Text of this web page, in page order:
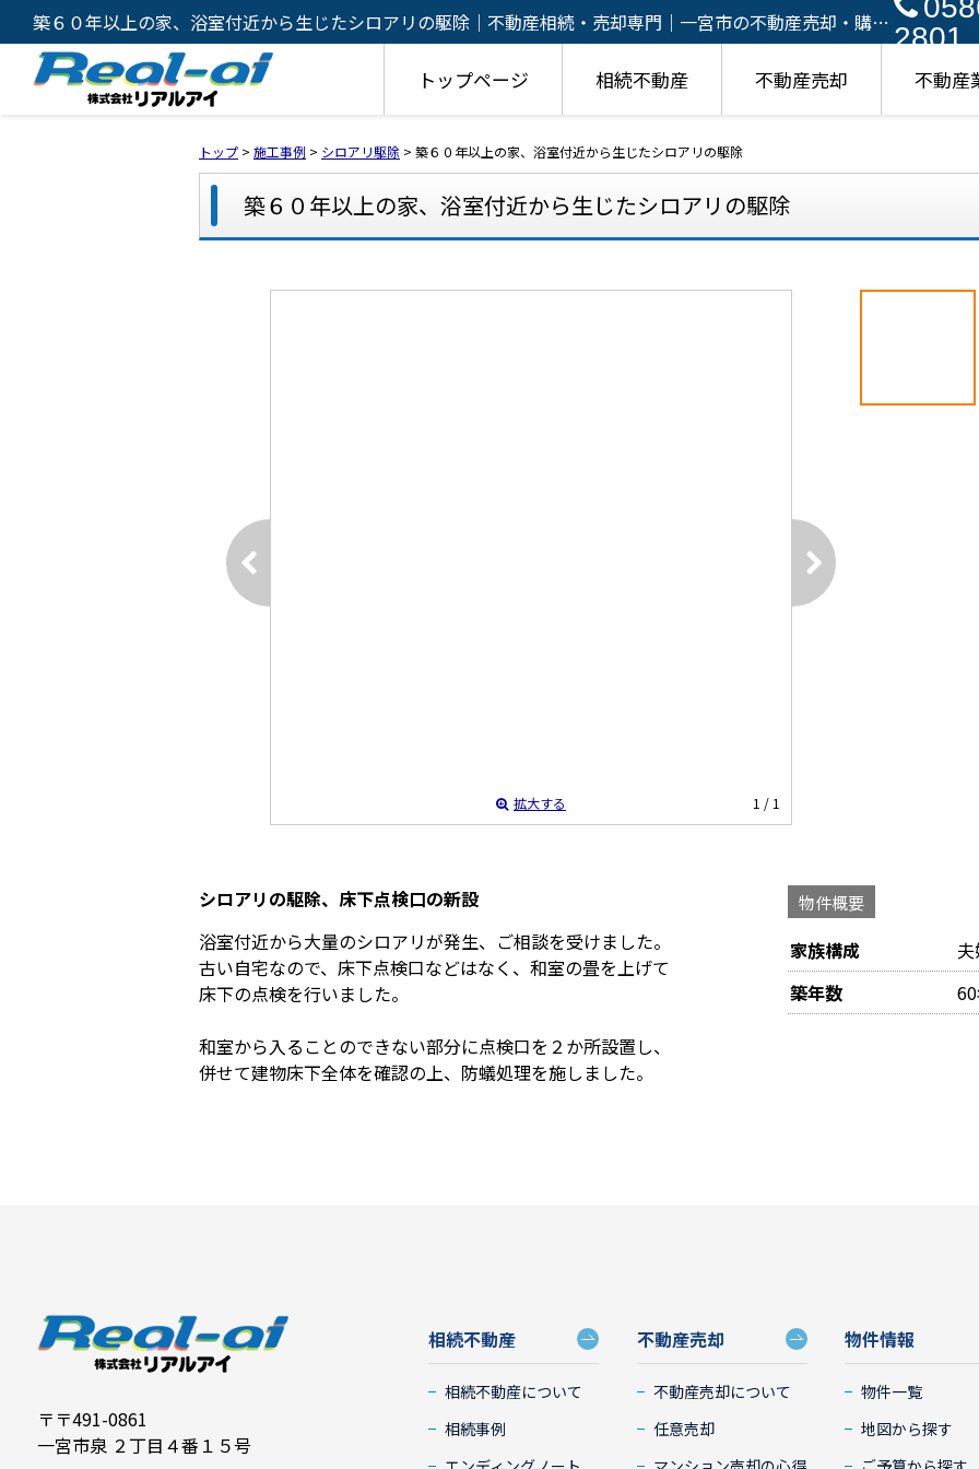
築６０年以上の家、浴室付近から生じたシロアリの駆除｜不動産相続・売却専門｜一宮市の不動産売却・購
入・相続対策・有効活用のご相談は株式会社リアルアイ
2801
トップページ 相続不動産 不動産売却 不動産
トップ > 施工事例 > シロアリ駆除 > 築６０年以上の家、浴室付近から生じたシロアリの駆除
築６０年以上の家、浴室付近から生じたシロアリの駆除
拡大する 1 / 1
シロアリの駆除、床下点検口の新設
浴室付近から大量のシロアリが発生、ご相談を受けました。
古い自宅なので、床下点検口などはなく、和室の畳を上げて
床下の点検を行いました。
和室から入ることのできない部分に点検口を２か所設置し、
併せて建物床下全体を確認の上、防蟻処理を施しました。
物件概要
家族構成
築年数
〒〒491-0861
一宮市泉 ２丁目４番１５号
相続不動産
相続不動産について
相続事例
不動産売却
不動産売却について
任意売却
物件情報
物件一覧
地図から探す